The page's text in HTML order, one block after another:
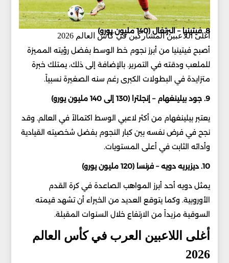
أغلى اللاعبين المشاركين في كأس العالم 2026
8. فيتينيا – البرتغال (140 مليون يورو)
أصبح فيتينيا من أبرز نجوم خط الوسط بفضل رؤيته المميزة
للملعب ودقته في التمرير. بالإضافة إلى ذلك، يمتلك خبرة
متزايدة في البطولات الكبرى رغم سنه الصغيرة نسبياً.
9. جود بيلينغهام – إنجلترا (130 إلى 140 مليون يورو)
يعتبر بيلينغهام من أكثر لاعبي الوسط اكتمالاً في العالم. وقد
نجح في فرض نفسه بين كبار النجوم بفضل شخصيته القيادية
وأدائه الثابت في أعلى المستويات.
10. ديزيريه دويه – فرنسا (120 مليون يورو)
يمثل دويه أحد أبرز المواهب الصاعدة في كرة القدم
الأوروبية. وكما يتوقع العديد من الخبراء أن تشهد قيمته
السوقية مزيداً من الارتفاع خلال السنوات المقبلة.
أغلى اللاعبين العرب في كأس العالم
2026